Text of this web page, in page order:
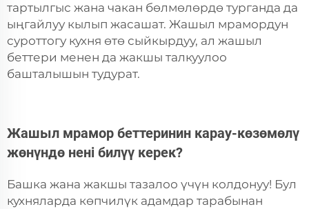
тартылгыс жана чакан бөлмөлөрдө турганда да
ыңгайлуу кылып жасашат. Жашыл мрамордун
суроттогу кухня өтө сыйкырдуу, ал жашыл
беттери менен да жакшы талкуулоо
башталышын тудурат.
Жашыл мрамор беттеринин карау-көзөмөлү
жөнүндө нені билүү керек?
Башка жана жакшы тазалоо үчүн колдонуу! Бул
кухняларда көпчилүк адамдар тарабынан